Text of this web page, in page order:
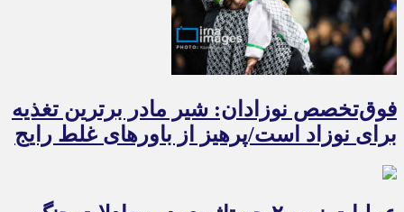
فوق‌تخصص نوزادان: شیر مادر برترین تغذیه
برای نوزاد است/پرهیز از باورهای غلط رایج